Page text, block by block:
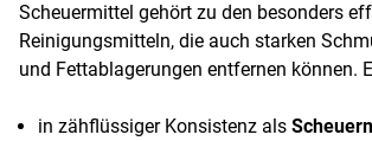
Scheuermittel gehört zu den besonders
Reinigungsmitteln, die auch starken
und Fettablagerungen entfernen können.
in zähflüssiger Konsistenz als